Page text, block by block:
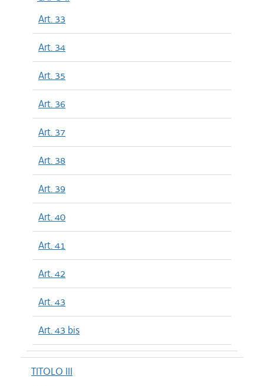
Art. 33
Art. 34
Art. 35
Art. 36
Art. 37
Art. 38
Art. 39
Art. 40
Art. 41
Art. 42
Art. 43
Art. 43 bis
TITOLO III